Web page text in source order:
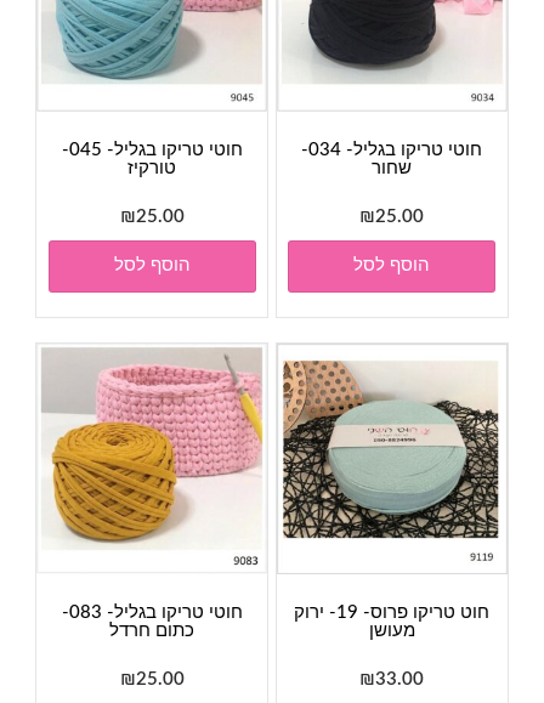
חוטי טריקו בגליל- 034-
שחור
₪25.00
הוסף לסל
חוטי טריקו בגליל- 045-
טורקיז
₪25.00
הוסף לסל
חוט טריקו פרוס- 19- ירוק
מעושן
₪33.00
חוטי טריקו בגליל- 083-
כתום חרדל
₪25.00